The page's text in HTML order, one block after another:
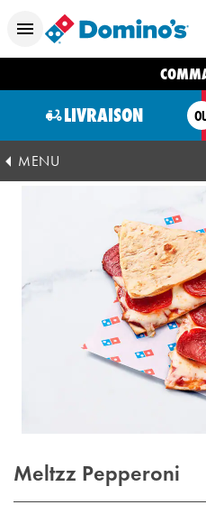
LIVRAISON
MENU
Meltzz Pepperoni